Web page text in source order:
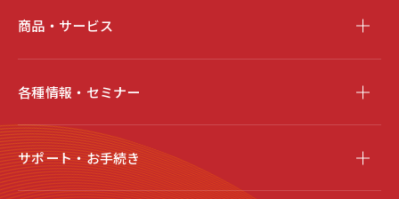
商品・サービス
各種情報・セミナー
サポート・お手続き